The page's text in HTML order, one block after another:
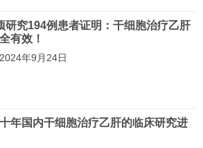
研究194例患者证明：干细胞治疗乙肝
有效！
2024年9月24日
年国内干细胞治疗乙肝的临床研究进